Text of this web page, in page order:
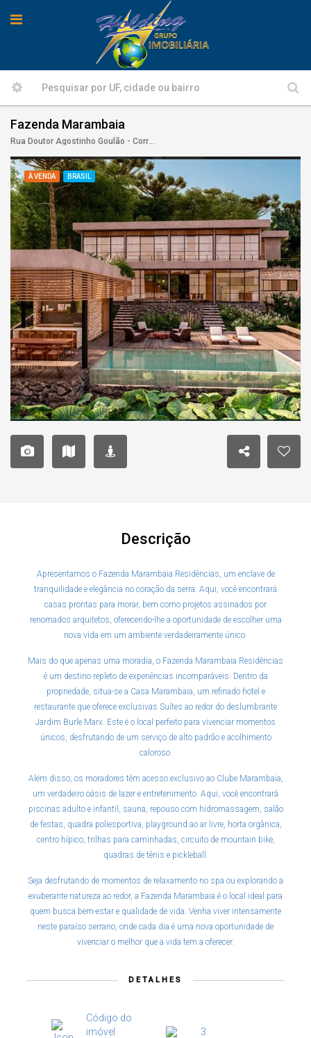
Fazenda Marambaia
Rua Doutor Agostinho Goulão - Corrêas, Petrópolis
À VENDA BRASIL
Descrição
Apresentamos o Fazenda Marambaia Residências, um enclave de
tranquilidade e elegância no coração da serra. Aqui, você encontrará
casas prontas para morar, bem como projetos assinados por
renomados arquitetos, oferecendo-lhe a oportunidade de escolher uma
nova vida em um ambiente verdadeiramente único.
Mais do que apenas uma moradia, o Fazenda Marambaia Residências
é um destino repleto de experiências incomparáveis. Dentro da
propriedade, situa-se a Casa Marambaia, um refinado hotel e
restaurante que oferece exclusivas Suítes ao redor do deslumbrante
Jardim Burle Marx. Este é o local perfeito para vivenciar momentos
únicos, desfrutando de um serviço de alto padrão e acolhimento
caloroso.
Além disso, os moradores têm acesso exclusivo ao Clube Marambaia,
um verdadeiro oásis de lazer e entretenimento. Aqui, você encontrará
piscinas adulto e infantil, sauna, repouso com hidromassagem, salão
de festas, quadra poliesportiva, playground ao ar livre, horta orgânica,
centro hípico, trilhas para caminhadas, circuito de mountain bike,
quadras de tênis e pickleball.
Seja desfrutando de momentos de relaxamento no spa ou explorando a
exuberante natureza ao redor, a Fazenda Marambaia é o local ideal para
quem busca bem-estar e qualidade de vida. Venha viver intensamente
neste paraíso serrano, onde cada dia é uma nova oportunidade de
vivenciar o melhor que a vida tem a oferecer.
DETALHES
Código do
imóvel
3